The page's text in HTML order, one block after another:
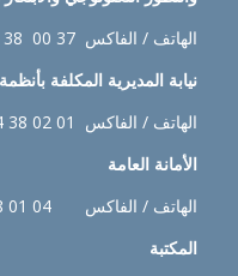
الهاتف / الفاكس 37 00 38 24 (+213)
نيابة المديرية المكلفة
الهاتف / الفاكس 01 02 38 24 (+213)
الأمانة العامة
الهاتف / الفاكس 04 01 38 24(+213)
المكتبة